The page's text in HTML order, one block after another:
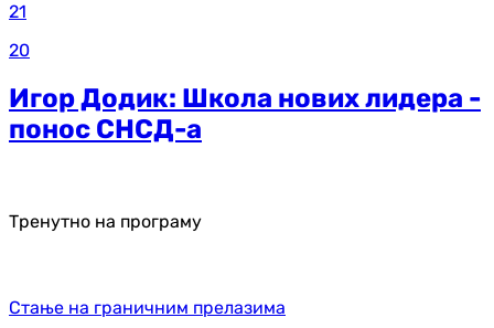
21
20
Игор Додик: Школа нових лидера -
понос СНСД-а
Тренутно на програму
Стање на граничним прелазима